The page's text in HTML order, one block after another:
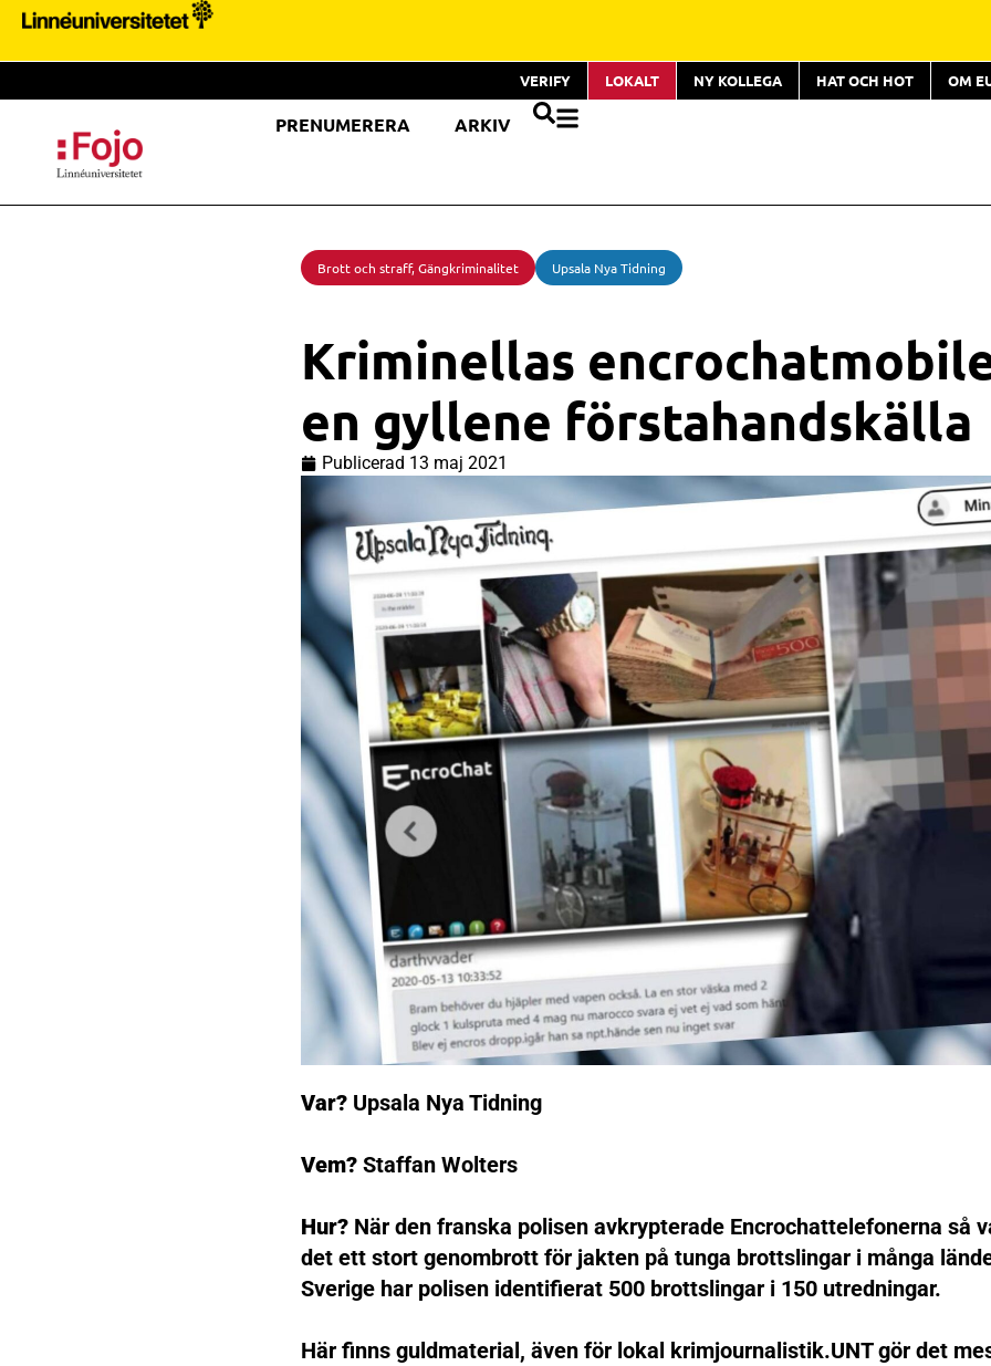
VERIFY LOKALT NY KOLLEGA HAT OCH HOT OM
PRENUMERERA ARKIV
Brott och straff,Gängkriminalitet Upsala Nya Tidning
Kriminellas
en gyllene förstahandskälla
Publicerad 13 maj 2021
Var? Upsala Nya Tidning
Vem? Staffan Wolters
Hur? När den franska polisen avkrypterade Encrochattelefonerna så
det ett stort genombrott för jakten på tunga brottslingar i många
Sverige har polisen identifierat 500 brottslingar i 150 utredningar.
Här finns guldmaterial, även för lokal krimjournalistik.UNT gör det